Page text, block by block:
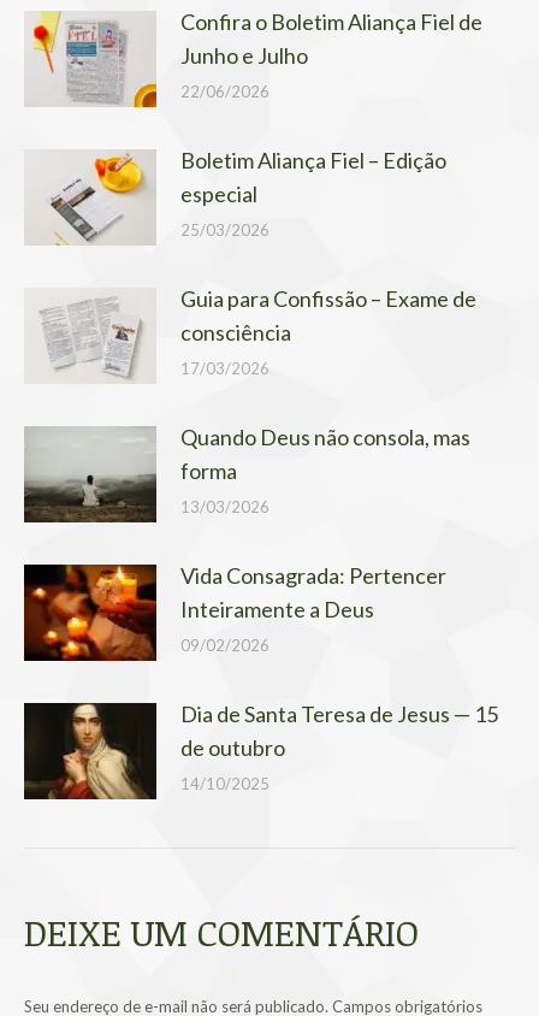
Confira o Boletim Aliança Fiel de
Junho e Julho
22/06/2026
Boletim Aliança Fiel – Edição
especial
25/03/2026
Guia para Confissão – Exame de
consciência
17/03/2026
Quando Deus não consola, mas
forma
13/03/2026
Vida Consagrada: Pertencer
Inteiramente a Deus
09/02/2026
Dia de Santa Teresa de Jesus — 15
de outubro
14/10/2025
DEIXE UM COMENTÁRIO
Seu endereço de e-mail não será publicado. Campos obrigatórios